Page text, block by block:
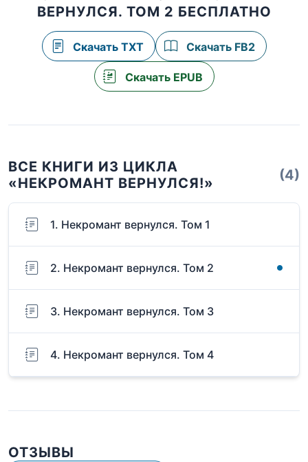
ВЕРНУЛСЯ. ТОМ 2 БЕСПЛАТНО
Скачать TXT Скачать FB2
Скачать EPUB
ВСЕ КНИГИ ИЗ ЦИКЛА
«НЕКРОМАНТ ВЕРНУЛСЯ!»
(4)
1. Некромант вернулся. Том 1
2. Некромант вернулся. Том 2
3. Некромант вернулся. Том 3
4. Некромант вернулся. Том 4
ОТЗЫВЫ